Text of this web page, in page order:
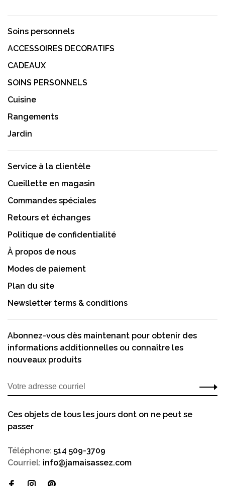
Soins personnels
ACCESSOIRES DECORATIFS
CADEAUX
SOINS PERSONNELS
Cuisine
Rangements
Jardin
Service à la clientèle
Cueillette en magasin
Commandes spéciales
Retours et échanges
Politique de confidentialité
À propos de nous
Modes de paiement
Plan du site
Newsletter terms & conditions
Abonnez-vous dès maintenant pour obtenir des
informations additionnelles ou connaître les
nouveaux produits
Ces objets de tous les jours dont on ne peut se
passer
Téléphone: 514 509-3709
Courriel: info@jamaisassez.com